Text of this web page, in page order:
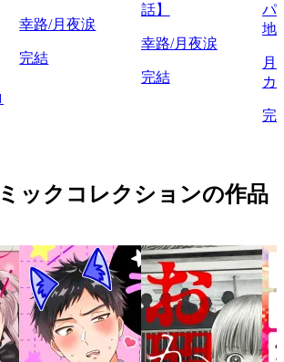
幸路/月夜涙
完結
話】
幸路/月夜涙
完結
パ
地
月
カ
完
ックコレクションの作品